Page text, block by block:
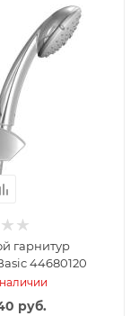
гарнитур
44680120
руб.